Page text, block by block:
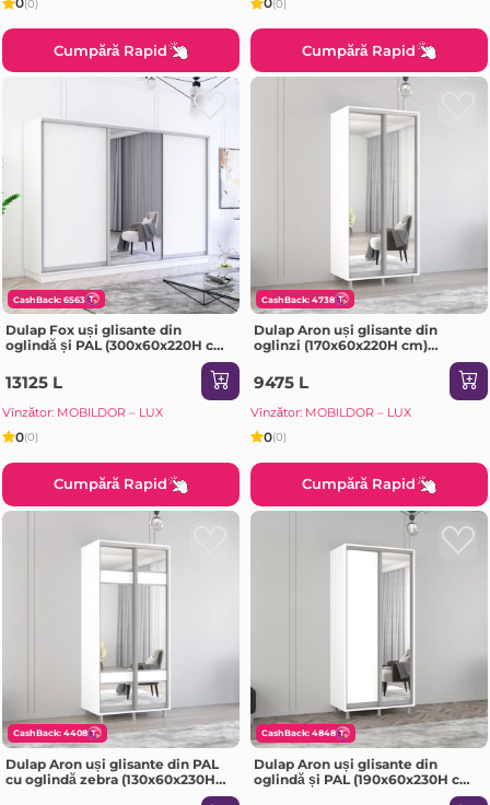
(0)
Cumpără Rapid
(0)
Cumpără Rapid
CashBack: 6563
Dulap Fox uși glisante din
oglindă și PAL (300x60x220H cm)
13125 L
Vînzător: MOBILDOR – LUX
0(0)
Cumpără Rapid
CashBack: 4738
Dulap Aron uși glisante din
oglinzi (170x60x220H cm)
9475 L
Vînzător: MOBILDOR – LUX
0(0)
Cumpără Rapid
CashBack: 4408
Dulap Aron uși glisante din PAL
cu oglindă zebra (130x60x230H
CashBack: 4848
Dulap Aron uși glisante din
oglindă și PAL (190x60x230H cm)